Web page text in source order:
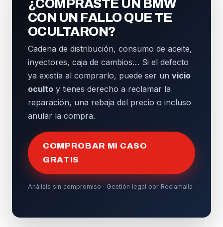
¿COMPRASTE UN BMW
CON UN FALLO QUE TE
OCULTARON?
Cadena de distribución, consumo de aceite,
inyectores, caja de cambios… Si el defecto
ya existía al comprarlo, puede ser un vicio
oculto y tienes derecho a reclamar la
reparación, una rebaja del precio o incluso
anular la compra.
COMPROBAR MI CASO
GRATIS
Análisis sin compromiso · Gestión legal por Reclamalia